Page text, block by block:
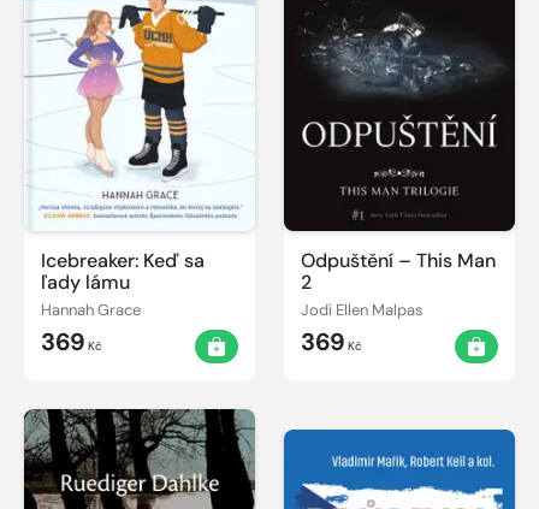
Icebreaker: Keď sa
ľady lámu
Hannah Grace
369 Kč
Odpuštění – This Man
2
Jodi Ellen Malpas
369 Kč